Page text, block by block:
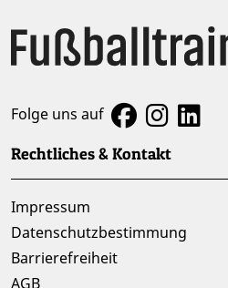
Folge uns auf
Rechtliches & Kontakt
Impressum
Datenschutzbestimmung
Barrierefreiheit
AGB